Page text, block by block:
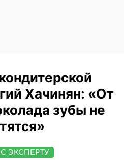
Хачинян: «От
зубы не
ЭКСПЕРТУ